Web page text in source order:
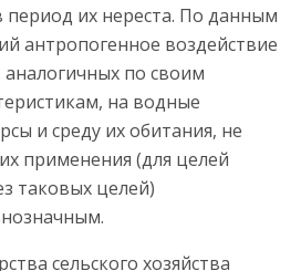
период их нереста. По данным
антропогенное воздействие
по своим
на водные
и среду их обитания, не
применения (для целей
таковых целей)
сельского хозяйства